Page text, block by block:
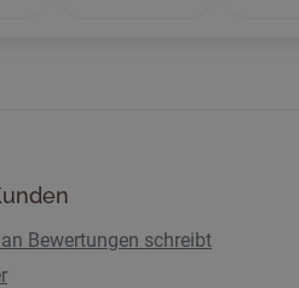
Bewertungen schreibt